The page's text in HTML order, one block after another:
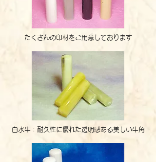
たくさんの印材をご用意しております
白水牛：耐久性に優れた透明感ある美しい牛角